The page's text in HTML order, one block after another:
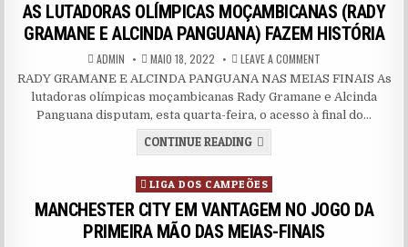
AS LUTADORAS OLÍMPICAS MOÇAMBICANAS (RADY
GRAMANE E ALCINDA PANGUANA) FAZEM HISTÓRIA
AUTHOR:
ADMIN PUBLISHED DATE:
MAIO 18, 2022 LEAVE A COMMENT
RADY GRAMANE E ALCINDA PANGUANA NAS MEIAS FINAIS As
lutadoras olímpicas moçambicanas Rady Gramane e Alcinda
Panguana disputam, esta quarta-feira, o acesso à final do…
CONTINUE READINGAS LUTADORAS OLÍMPICAS
Posted in
LIGA DOS CAMPEÕES
MANCHESTER CITY EM VANTAGEM NO JOGO DA
PRIMEIRA MÃO DAS MEIAS-FINAIS